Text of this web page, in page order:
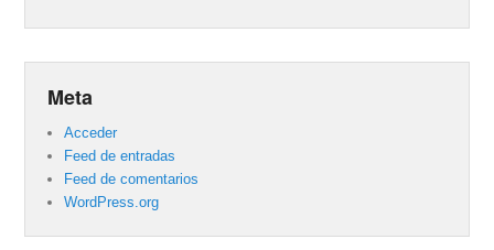
Meta
Acceder
Feed de entradas
Feed de comentarios
WordPress.org